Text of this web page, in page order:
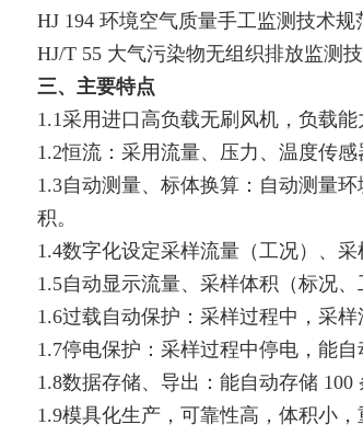
HJ 194 环境空气质量手工监测技术规
HJ/T 55 大气污染物无组织排放监测
三、主要特点
1.1采用进口高负载无刷风机，负载
1.2恒流：采用流量、压力、温度传
1.3自动测量、标体换算：自动测量
积。
1.4数字化设定采样流量（工况）、
1.5自动显示流量、采样体积（标况
1.6过载自动保护：采样过程中，采
1.7停电保护：采样过程中停电，能
1.8数据存储、导出：能自动存储
1.9模具化生产，可靠性高，体积小，